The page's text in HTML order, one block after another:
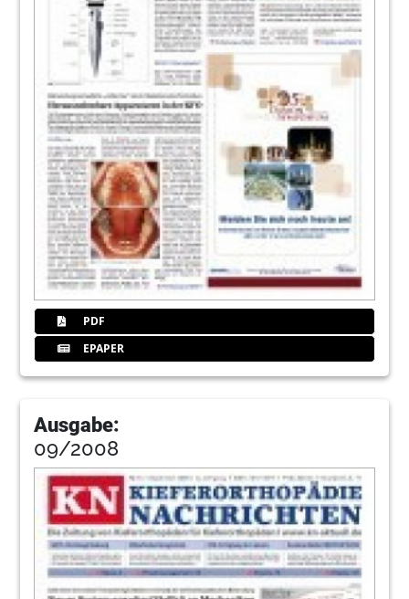
PDF
EPAPER
Ausgabe:
09/2008